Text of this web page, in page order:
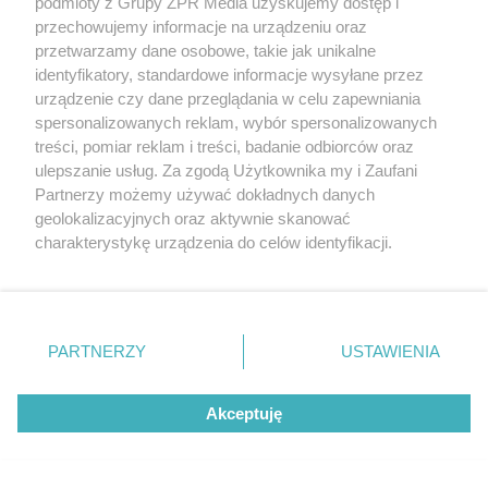
dodatki w świetnych cenach
sprawdź, jaki masz typ osobowości
przechowujemy informacje na urządzeniu oraz
przetwarzamy dane osobowe, takie jak unikalne
identyfikatory, standardowe informacje wysyłane przez
urządzenie czy dane przeglądania w celu zapewniania
spersonalizowanych reklam, wybór spersonalizowanych
treści, pomiar reklam i treści, badanie odbiorców oraz
ulepszanie usług. Za zgodą Użytkownika my i Zaufani
Partnerzy możemy używać dokładnych danych
geolokalizacyjnych oraz aktywnie skanować
charakterystykę urządzenia do celów identyfikacji.
zmienić/wycofać klikając przycisk ustawień prywatności
znajdujący się w lewym dolnym rogu strony
rodzaje przetwarzania danych nie wymagają zgody
użytkownika, ale masz prawo sprzeciwić się takiemu
przetwarzaniu. Preferencje będą miały zastosowanie tylko
PARTNERZY USTAWIENIA
Akceptuję